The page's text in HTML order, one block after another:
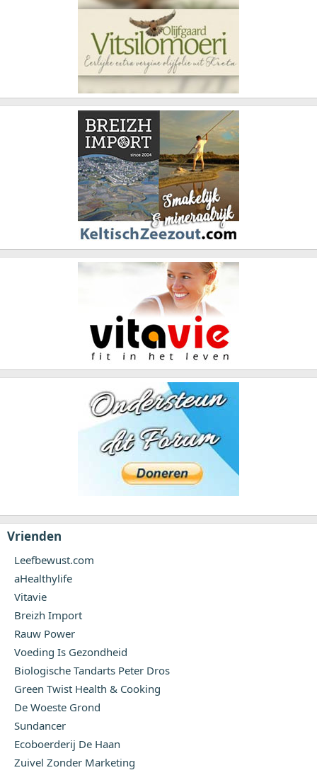
Vrienden
Leefbewust.com
aHealthylife
Vitavie
Breizh Import
Rauw Power
Voeding Is Gezondheid
Biologische Tandarts Peter Dros
Green Twist Health & Cooking
De Woeste Grond
Sundancer
Ecoboerderij De Haan
Zuivel Zonder Marketing